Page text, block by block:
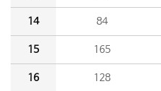
14 84
15 165
16 128